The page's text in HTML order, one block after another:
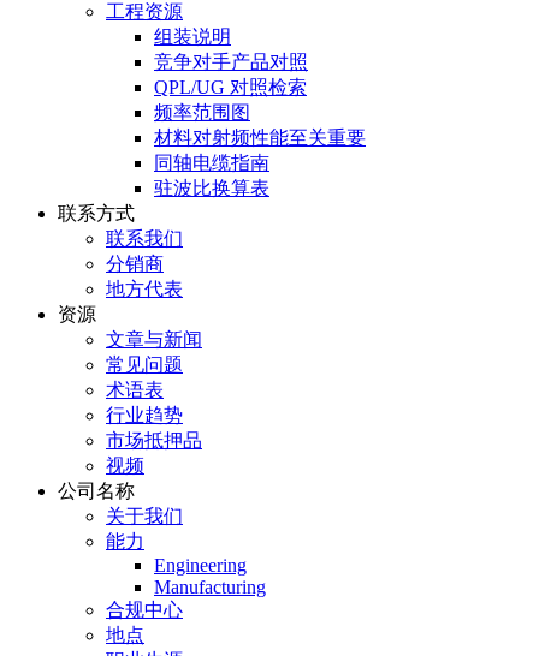
工程资源
组装说明
竞争对手产品对照
QPL/UG 对照检索
频率范围图
材料对射频性能至关重要
同轴电缆指南
驻波比换算表
联系方式
联系我们
分销商
地方代表
资源
文章与新闻
常见问题
术语表
行业趋势
市场抵押品
视频
公司名称
关于我们
能力
Engineering
Manufacturing
合规中心
地点